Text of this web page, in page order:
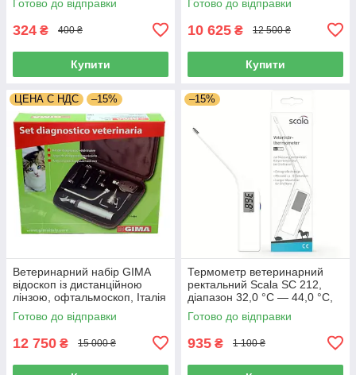
Готово до відправки
324 ₴ 400 ₴
Купити
Готово до відправки
10 625 ₴ 12 500 ₴
Купити
ЦЕНА С НДС –15%
Ветеринарний набір GIMA
відоскоп із дистанційною
лінзою, офтальмоскоп, Італія
Готово до відправки
12 750 ₴ 15 000 ₴
–15%
Термометр ветеринарний
ректальний Scala SC 212,
діапазон 32,0 °C — 44,0 °C,
Німеччина
Готово до відправки
935 ₴ 1 100 ₴